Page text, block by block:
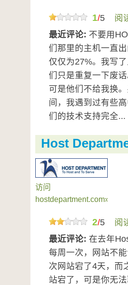
1/5
阅
最近评论: 不要用
们那里的主机一直
仅仅为27%。我写
们只是重复一下废
可是他们不给我换
间，我遇到过有些
们的技术支持完全...
Host
访问
hostdepartment.com»
2/5
阅
最近评论: 在去年
每周一次，网站不
次网站宕了4天，而
站宕了，可是你无